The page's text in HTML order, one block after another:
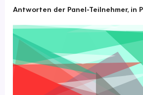
Antworten der Panel-Teilnehmer, in